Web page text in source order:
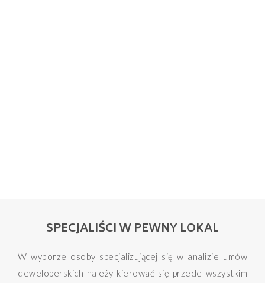
SPECJALIŚCI W PEWNY LOKAL
W wyborze osoby specjalizującej się w analizie umów
deweloperskich należy kierować się przede wszystkim